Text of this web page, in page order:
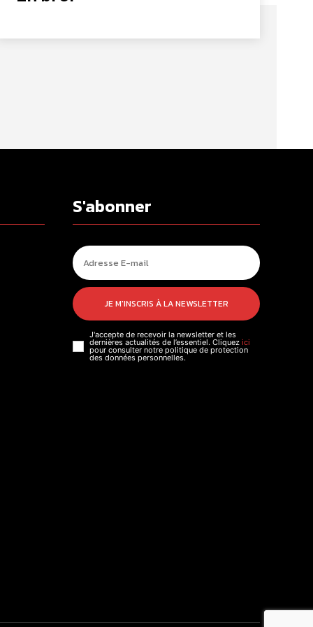
S'abonner
JE M'INSCRIS À LA NEWSLETTER
J'accepte de recevoir la newsletter et les
dernières actualités de l’essentiel. Cliquez ici
pour consulter notre politique de protection
des données personnelles.